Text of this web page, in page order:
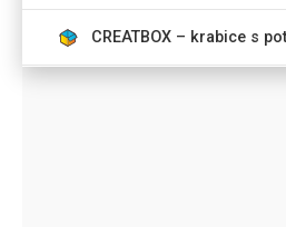
CREATBOX – krabice s